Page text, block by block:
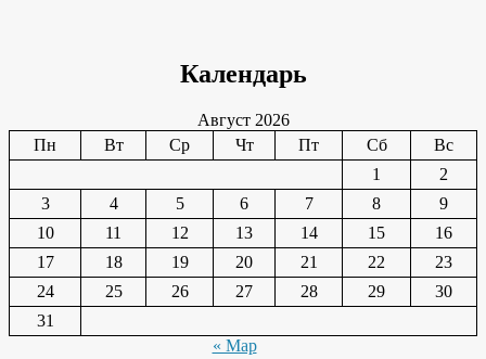
Календарь
Август 2026
Пн
Вт Ср Чт Пт Сб
Вс
1
2
3
4 5 6 7 8
9
10
11 12 13 14 15
16
17
18 19 20 21 22
23
24
25 26 27 28 29
30
31
« Мар